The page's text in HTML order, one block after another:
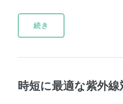
続き
時短に最適な紫外